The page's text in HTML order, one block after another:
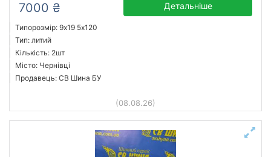
7000 ₴ Детальніше
Типорозмір: 9x19 5х120
Тип: литий
Кількість: 2шт
Місто: Чернівці
Продавець: СВ Шина БУ
(08.08.26)